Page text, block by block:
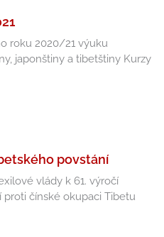
roku 2020/21 výuku
japonštiny a tibetštiny Kurzy
povstání
vlády k 61. výročí
čínské okupaci Tibetu